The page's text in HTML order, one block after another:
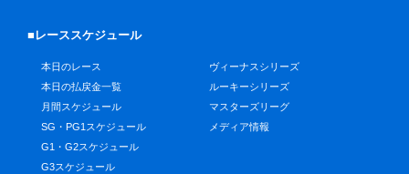
■レーススケジュール
本日のレース
本日の払戻金一覧
月間スケジュール
SG・PG1スケジュール
G1・G2スケジュール
G3スケジュール
ヴィーナスシリーズ
ルーキーシリーズ
マスターズリーグ
メディア情報